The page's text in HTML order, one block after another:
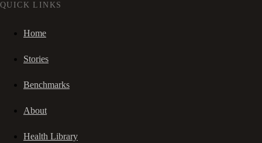
QUICK LINKS
Home
Stories
Benchmarks
About
Health Library